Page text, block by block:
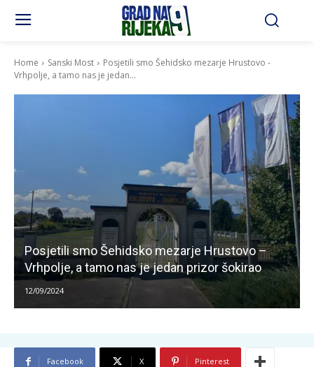
Home Sanski Most
Posjetili smo Šehidsko mezarje Hrustovo -
Vrhpolje, a tamo nas je jedan...
Posjetili smo Šehidsko mezarje Hrustovo –
Vrhpolje, a tamo nas je jedan prizor šokirao
12/09/2024
Facebook X Pinterest